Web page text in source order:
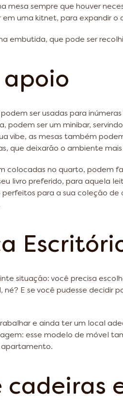
mesa sempre que houver
em uma kitnet, para expandir o
embutida, que pode ser
apoio
ser usadas para
podem ser um minibar,
vibe, as mesas também
que deixarão o ambiente
colocadas no quarto, podem
livro preferido, para aquela
perfeitos para a sua coleção
situação: você precisa
né? E se você pudesse decidir
e ainda ter um local
esse modelo de móvel
apartamento.
cadeiras